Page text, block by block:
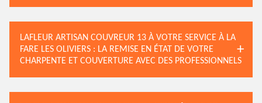
LAFLEUR ARTISAN COUVREUR 13 À VOTRE SERVICE À LA
FARE LES OLIVIERS : LA REMISE EN ÉTAT DE VOTRE
CHARPENTE ET COUVERTURE AVEC DES PROFESSIONNELS